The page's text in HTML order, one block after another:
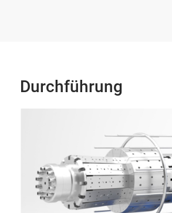
Durchführung